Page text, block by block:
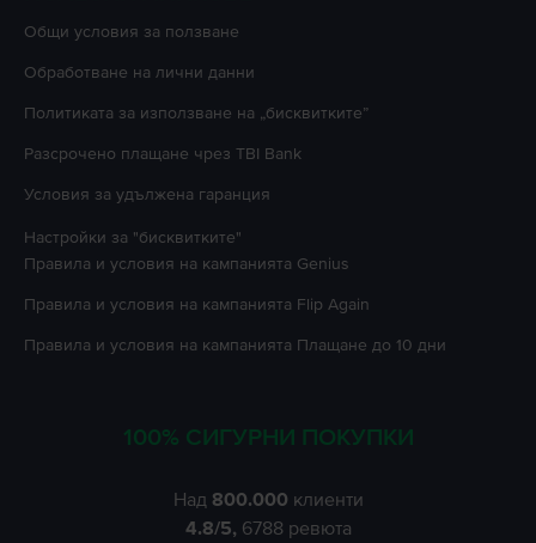
Oбщи условия за ползване
Oбработване на лични данни
Политиката за използване на „бисквитките”
Разсрочено плащане чрез TBI Bank
Условия за удължена гаранция
Настройки за "бисквитките"
Правила и условия на кампанията Genius
Правила и условия на кампанията Flip Again
Правила и условия на кампанията Плащане до 10 дни
100% СИГУРНИ ПОКУПКИ
Над 800.000 клиенти
4.8/5, 6788 ревюта